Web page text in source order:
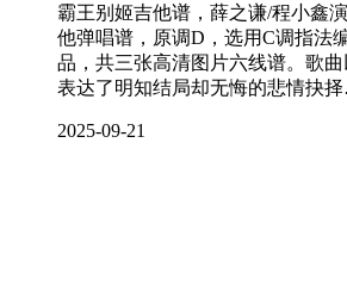
霸王别姬吉他谱，薛之谦/程小鑫
他弹唱谱，原调D，选用C调指法
品，共三张高清图片六线谱。歌曲
表达了明知结局却无悔的悲情抉
2025-09-21